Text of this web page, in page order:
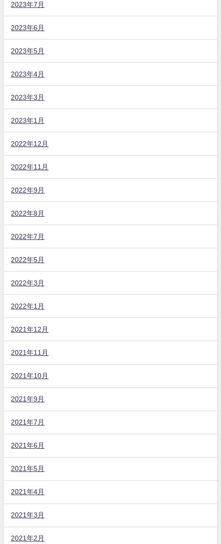
2023年7月
2023年6月
2023年5月
2023年4月
2023年3月
2023年1月
2022年12月
2022年11月
2022年9月
2022年8月
2022年7月
2022年5月
2022年3月
2022年1月
2021年12月
2021年11月
2021年10月
2021年9月
2021年7月
2021年6月
2021年5月
2021年4月
2021年3月
2021年2月